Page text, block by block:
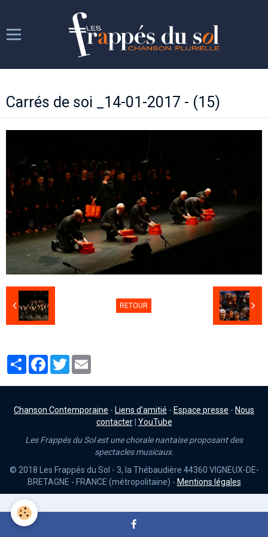
Les répétitions
Week-ends chantants
Carrés de soi _14-01-2017 - (15)
RETOUR
PartagerFacebook
Twitter
Chanson Contemporaine - Liens d'amitié - Espace presse - Nous
contacter| YouTube
Les Frappés du Sol est une chorale nantaise proposant des
spectacles musicaux.
© 2018 Les Frappés du Sol - 3, la Thébaudière 44360 VIGNEUX-DE-
BRETAGNE - FRANCE (métropolitaine) - Mentions légales